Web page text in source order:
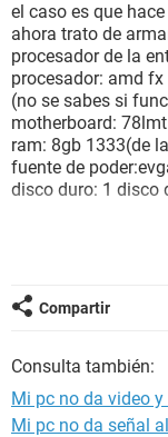
el caso es que
ahora trato de
procesador de la
procesador: amd
(no se sabes si
motherboard:
ram: 8gb 1333(de
fuente de
disco duro: 1 disco
la cosa es que
incluso compre 2
¿que puede ser?
¿hay alguna
Compartir
Consulta también:
Mi pc no da video
Mi pc no da señal